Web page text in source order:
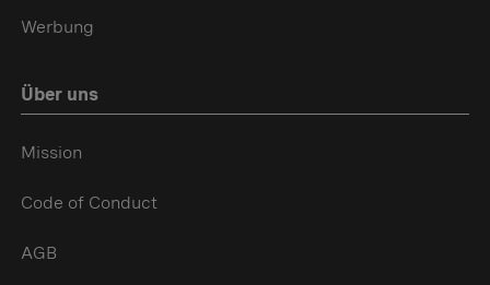
Werbung
Über uns
Mission
Code of Conduct
AGB